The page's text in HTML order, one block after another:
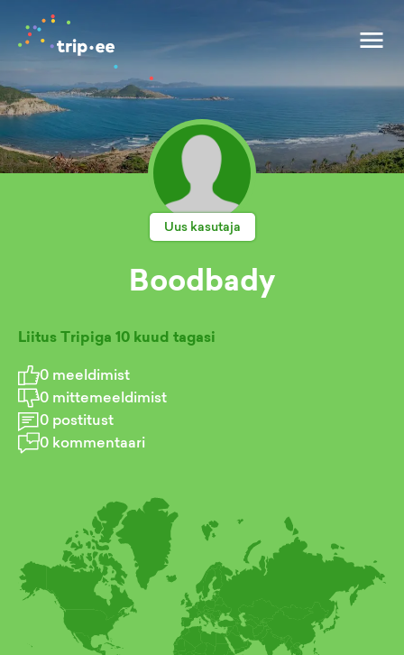
Uus kasutaja
Boodbady
Liitus Tripiga 10 kuud tagasi
0 meeldimist
0 mittemeeldimist
0 postitust
0 kommentaari